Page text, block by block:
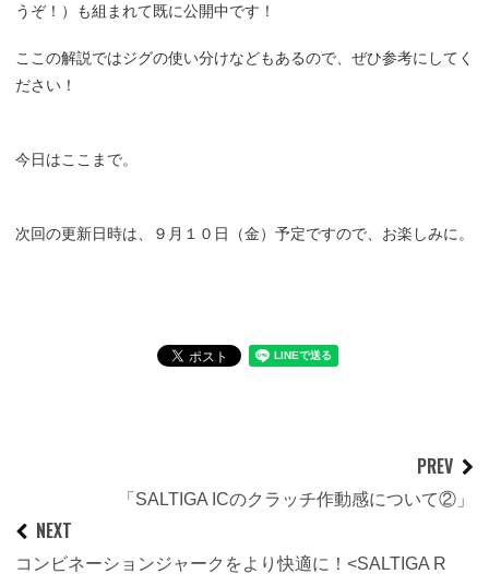
うぞ！）も組まれて既に公開中です！
ここの解説ではジグの使い分けなどもあるので、ぜひ参考にしてく
ださい！
今日はここまで。
次回の更新日時は、９月１０日（金）予定ですので、お楽しみに。
PREV
「SALTIGA ICのクラッチ作動感について②」
NEXT
コンビネーションジャークをより快適に！<SALTIGA R